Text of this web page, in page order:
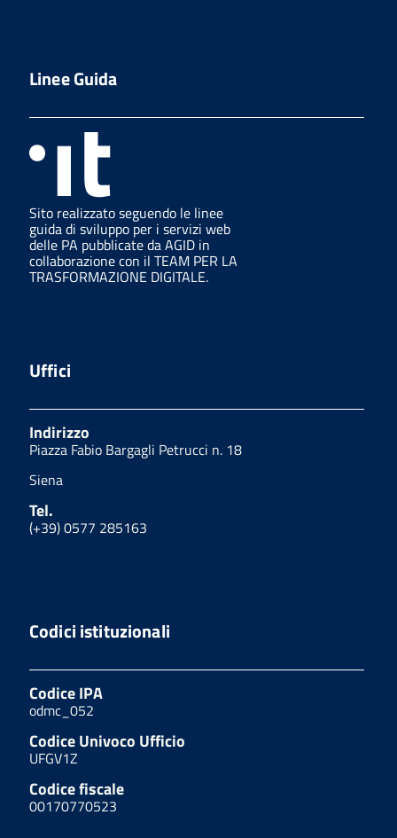
Linee Guida
Sito realizzato seguendo le linee
guida di sviluppo per i servizi web
delle PA pubblicate da AGID in
collaborazione con il TEAM PER LA
TRASFORMAZIONE DIGITALE.
Uffici
Indirizzo
Piazza Fabio Bargagli Petrucci n. 18
Siena
Tel.
(+39) 0577 285163
Codici istituzionali
Codice IPA
odmc_052
Codice Univoco Ufficio
UFGV1Z
Codice fiscale
00170770523